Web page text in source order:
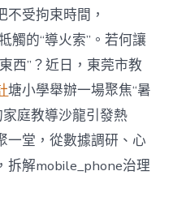
治
理
難
題？
讓
mobilJIUYI
俱
意
空
間
設
受拘束時間，
觸的“導火索”。若何讓
西”？近日，東莞市教
塘小學舉辦一場聚焦“暑
庭教導沙龍引發熱
一堂，從數據調研、心
拆解mobile_phone治理